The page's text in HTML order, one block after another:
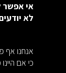
אי אפשר
לא
אנחנו אף
כי אם